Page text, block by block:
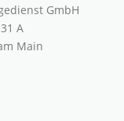
GmbH
A
Main